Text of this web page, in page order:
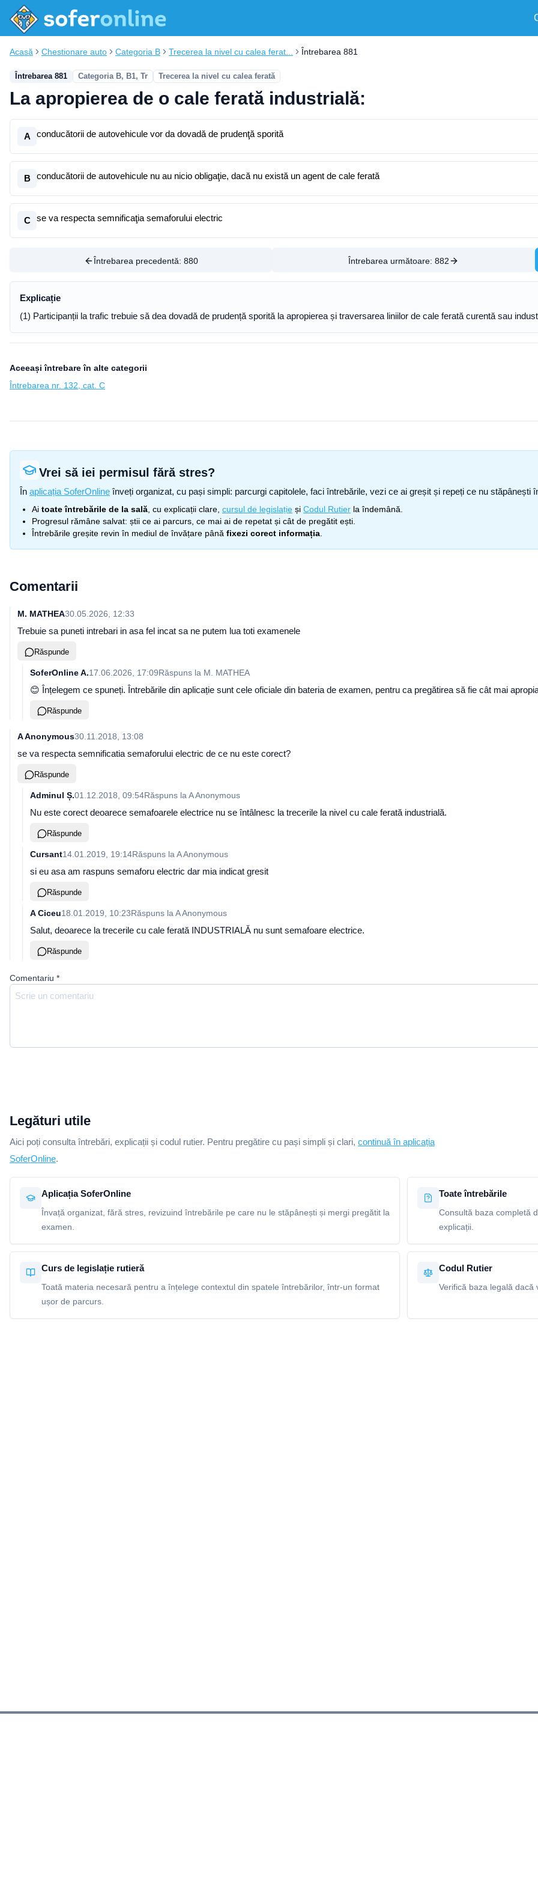
Acasă Chestionare auto Categoria B Trecerea la nivel cu calea ferat... Întrebarea 881
Întrebarea 881 Categoria B, B1, Tr Trecerea la nivel cu calea ferată
La apropierea de o cale ferată industrială:
A conducătorii de autovehicule vor da dovadă de prudenţă sporită
B conducătorii de autovehicule nu au nicio obligaţie, dacă nu există un agent de cale ferată
C se va respecta semnificaţia semaforului electric
Întrebarea precedentă: 880 Întrebarea următoare: 882
Explicație
(1) Participanții la trafic trebuie să dea dovadă de prudență sporită la apropierea și traversarea liniilor de cale ferată curentă sau
Aceeași întrebare în alte categorii
Întrebarea nr. 132, cat. C
Vrei să iei permisul fără stres?
În aplicația SoferOnline înveți organizat, cu pași simpli: parcurgi capitolele, faci întrebările, vezi ce ai greșit și repeți ce nu
Ai toate întrebările de la sală , cu explicații clare, cursul de legislație și Codul Rutier la îndemână.
Progresul rămâne salvat: știi ce ai parcurs, ce mai ai de repetat și cât de pregătit ești.
Întrebările greșite revin în mediul de învățare până fixezi corect informația
Comentarii
M. MATHEA30.05.2026, 12:33
Trebuie sa puneti intrebari in asa fel incat sa ne putem lua toti examenele
Răspunde
SoferOnline A.17.06.2026, 17:09Răspuns la M. MATHEA
😊 Înțelegem ce spuneți. Întrebările din aplicație sunt cele oficiale din bateria de examen, pentru ca pregătirea să fie cât mai
Răspunde
A Anonymous30.11.2018, 13:08
se va respecta semnificatia semaforului electric de ce nu este corect?
Răspunde
Adminul Ș.01.12.2018, 09:54Răspuns la A Anonymous
Nu este corect deoarece semafoarele electrice nu se întâlnesc la trecerile la nivel cu cale ferată industrială.
Răspunde
Cursant14.01.2019, 19:14Răspuns la A Anonymous
si eu asa am raspuns semaforu electric dar mia indicat gresit
Răspunde
A Ciceu18.01.2019, 10:23Răspuns la A Anonymous
Salut, deoarece la trecerile cu cale ferată INDUSTRIALĂ nu sunt semafoare electrice.
Răspunde
Comentariu *
Legături utile
Aici poți consulta întrebări, explicații și codul rutier. Pentru pregătire cu pași simpli și clari, continuă în aplicația
SoferOnline.
Aplicația SoferOnline
Învață organizat, fără stres, revizuind întrebările pe care nu le stăpânești și mergi pregătit la
examen.
Toate întrebările
Consultă baza completă
explicații.
Curs de legislație rutieră
Toată materia necesară pentru a înțelege contextul din spatele întrebărilor, într-un format
ușor de parcurs.
Codul Rutier
Verifică baza legală dacă